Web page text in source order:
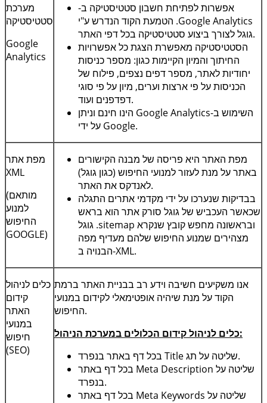
מערכת
סטטיסטיקה
Google
Analytics
אפשרות לפתיחת חשבון סטטיסטיקה ב-
Google Analytics. הטמעת הקוד הנדרש ע"י
גוגל לצורך ביצוע סטטיסטיקה בכל דפי האתר.
הסטטיסטיקה מאפשרת הצגת כל אפשרויות
החיתוך והמיון הקיימות כגון: מספר כניסות
יחודיות לאתר, מספר דפים נצפים, פילוח של
הכניסות על פי ארצות וערים, מיון על פי סוגי
דפדפנים ועוד.
השימוש ב-Google Analytics הינו חינם וניתן
Google.
מפת אתר
XML
(מותאם
למנוע
החיפוש
GOOGLE)
מפת האתר היא פריסה של מבנה הקישורים
באתר על מנת לעזור למנועי החיפוש (כגון גוגל)
לאנדקס את האתר.
בבדיקות שנערכו על ידי מקדמי אתרים התגלה
שכאשר העכביש של גוגל סורק אתר הוא בראש
ובראשונה מחפש קובץ שנקרא sitemap. גוגל
מצהירים שמנוע החיפוש שלהם מעדיף מפה
הבנויה ב-XML.
כלים לניהול
קידום
האתר
במנועי
חיפוש
(SEO)
אנו משקיעים חשיבה וידע רב בבניית האתר ברמת
הקוד על מנת שיהיה אופטימאלי לקידום במנועי
החיפוש.
כלים לניהול קידום הכלולים במערכת הניהול:
שליטה על תגTitle
בכל דף באתר בנפרד.
שליטה על Meta Description בכל דף באתר
בנפרד.
שליטה על Meta Keywords בכל דף באתר